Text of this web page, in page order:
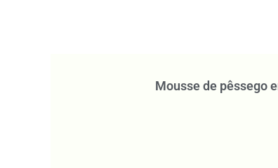
Mousse de pêssego